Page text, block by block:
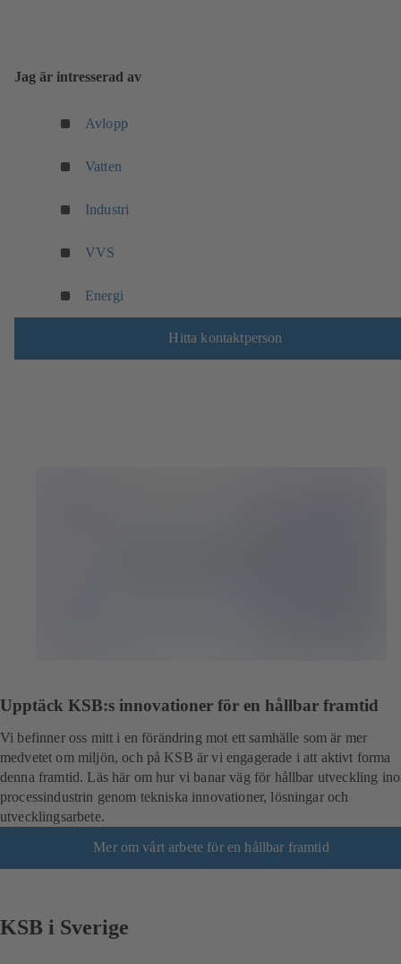
Jag är intresserad av
Avlopp
Vatten
Industri
VVS
Energi
Hitta kontaktperson
Upptäck KSB:s innovationer för en hållbar framtid
Vi befinner oss mitt i en förändring mot ett samhälle som är mer
medvetet om miljön, och på KSB är vi engagerade i att aktivt forma
denna framtid. Läs här om hur vi banar väg för hållbar utveckling
processindustrin genom tekniska innovationer, lösningar och
utvecklingsarbete.
Mer om vårt arbete för en hållbar framtid
KSB i Sverige